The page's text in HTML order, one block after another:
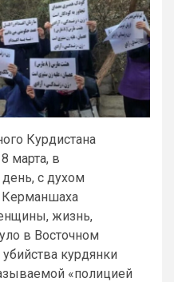
Курдистана
марта, в
с духом
жизнь,
в Восточном
курдянки
«полицией